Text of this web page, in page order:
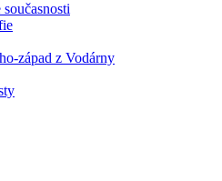
západ z Vodárny